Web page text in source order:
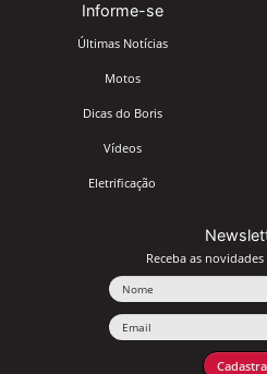
Informe-se
Últimas Notícias
Motos
Dicas do Boris
Vídeos
Eletrificação
Receba as